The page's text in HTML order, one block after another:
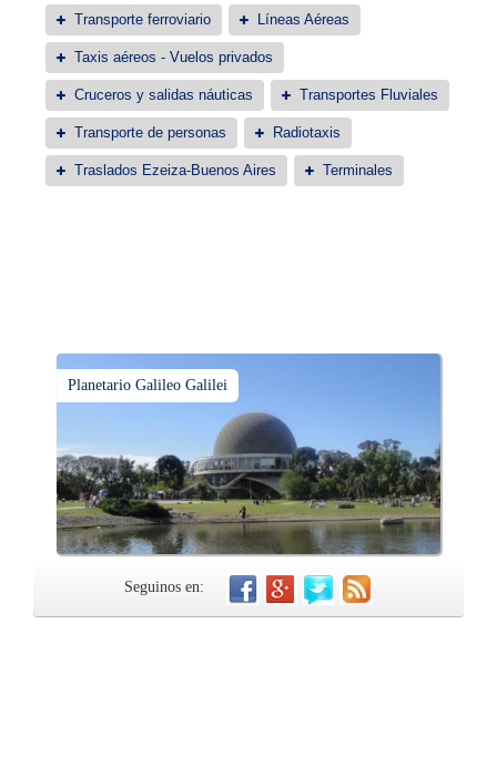
Transporte ferroviario Líneas Aéreas
Taxis aéreos - Vuelos privados
Cruceros y salidas náuticas Transportes Fluviales
Transporte de personas Radiotaxis
Traslados Ezeiza-Buenos Aires Terminales
Planetario Galileo Galilei
Seguinos en: